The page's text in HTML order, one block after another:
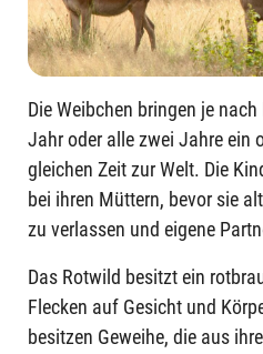
Die Weibchen bringen je
Jahr oder alle zwei Jahre ein
gleichen Zeit zur Welt. Die
bei ihren Müttern, bevor sie
zu verlassen und eigene
Das Rotwild besitzt ein
Flecken auf Gesicht und
besitzen Geweihe, die aus